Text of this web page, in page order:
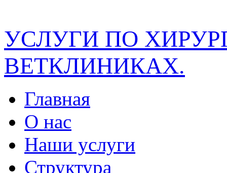
УСЛУГИ ПО
ВЕТКЛИНИКАХ.
Главная
О нас
Наши услуги
Структура